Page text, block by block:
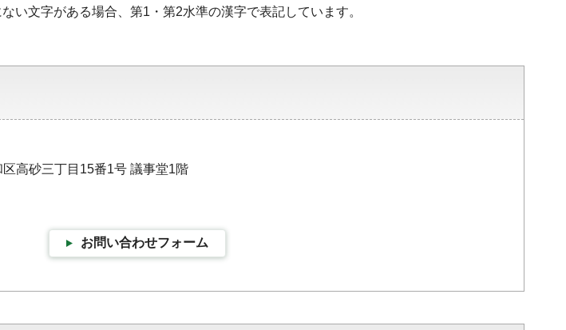
い文字がある場合、第1・第2水準の漢字で表記しています。
高砂三丁目15番1号 議事堂1階
お問い合わせフォーム